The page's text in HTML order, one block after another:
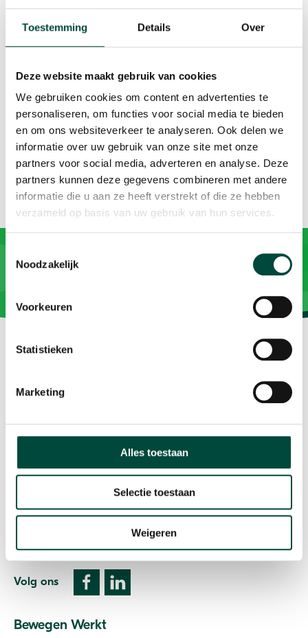
Toestemming Details Over
Deze website maakt gebruik van cookies
We gebruiken cookies om content en advertenties te
personaliseren, om functies voor social media te bieden
en om ons websiteverkeer te analyseren. Ook delen we
informatie over uw gebruik van onze site met onze
partners voor social media, adverteren en analyse. Deze
partners kunnen deze gegevens combineren met andere
informatie die u aan ze heeft verstrekt of die ze hebben
verzameld op basis van uw gebruik van hun services.
Noodzakelijk
Voorkeuren
Statistieken
Marketing
Alles toestaan
Selectie toestaan
Weigeren
Play
Het volgende webinar is op donderdag 4 februari om
een grote rol. Hoe trakteer jij jezelf hierop? Pak onze
lessen hierover mee, voor jezelf of voor iemand anders!
Inschrijven kan viabewegenwerktnu.clickmeeting.com/
Hopelijk tot dan.
Contact
Plesmanweg 9c
T: 085 073 33 00
info@bewegenwerkt.nl
Volg ons
Bewegen Werkt